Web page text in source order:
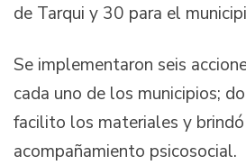
de Tarqui y 30 para el
Se implementaron seis
cada uno de los municipios;
facilito los materiales y
acompañamiento psicosocial.